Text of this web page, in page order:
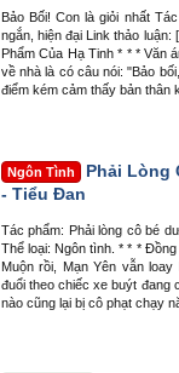
Bảo Bối! Con là giỏi nhất
ngắn, hiện đại Link thảo
Phẩm Của Hạ Tinh * * * Văn
về nhà là có câu nói: "Bảo
điểm kém cảm thấy bản thân
Ngôn Tình
Phải Lòng
- Tiểu Đan
Tác phẩm: Phải lòng cô bé
Thể loại: Ngôn tình. * * *
Muộn rồi, Mạn Yên vẫn
đuổi theo chiếc xe buýt đang
nào cũng lại bị cô phạt chạy